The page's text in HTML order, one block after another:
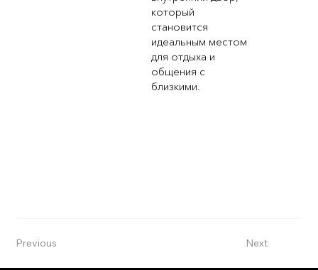
который
становится
идеальным местом
для отдыха и
общения с
близкими.
Previous Next